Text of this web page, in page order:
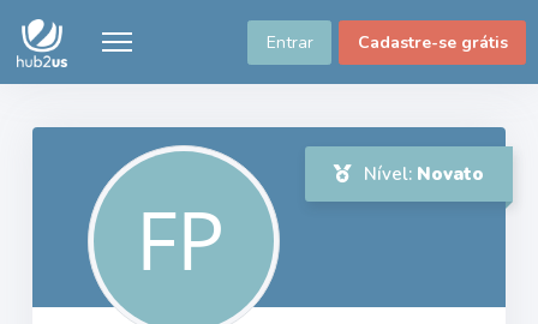
Entrar Cadastre-se grátis
Nível: Novato